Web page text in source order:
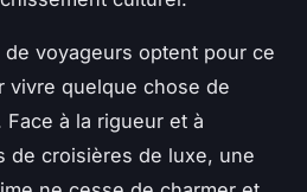
voyageurs optent pour ce
vivre quelque chose de
à la rigueur et à
de croisières de luxe, une